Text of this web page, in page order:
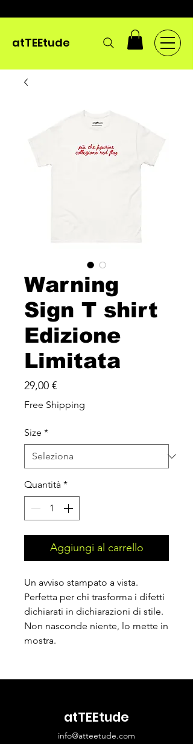
atTEEtude
Warning
Sign T shirt
Edizione
Limitata
29,00 €Prezzo
Free Shipping
Size *
Quantità *
Aggiungi al carrello
Un avviso stampato a vista.
Perfetta per chi trasforma i difetti
dichiarati in dichiarazioni di stile.
Non nasconde niente, lo mette in
mostra.
atTEEtude
info@atteetude.com